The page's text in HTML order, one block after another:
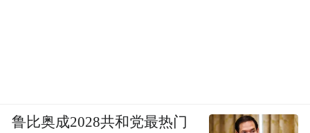
鲁比奥成2028共和党最热门